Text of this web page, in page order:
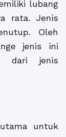
lubang
rata. Jenis
Oleh
jenis ini
dari jenis
untuk